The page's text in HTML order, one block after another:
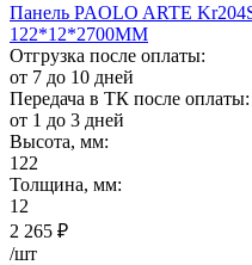
Панель PAOLO ARTE
122*12*2700ММ
Отгрузка после оплаты:
от 7 до 10 дней
Передача в ТК после оплаты:
от 1 до 3 дней
Высота, мм:
122
Толщина, мм:
12
2 265 ₽
/шт